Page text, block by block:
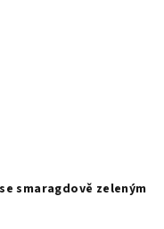
smaragdově zeleným